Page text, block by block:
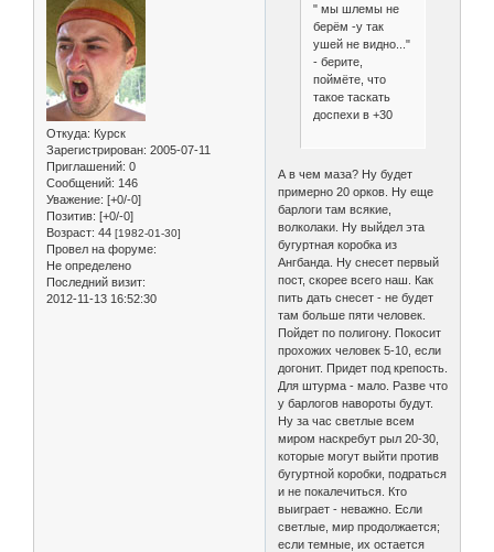
Откуда: Курск
Зарегистрирован: 2005-07-11
Приглашений: 0
Сообщений: 146
Уважение: [+0/-0]
Позитив: [+0/-0]
Возраст: 44 [1982-01-30]
Провел на форуме:
Не определено
Последний визит:
2012-11-13 16:52:30
" мы шлемы не
берём -у так
ушей не видно..."
- берите,
поймёте, что
такое таскать
доспехи в +30
А в чем маза? Ну будет
примерно 20 орков. Ну еще
барлоги там всякие,
волколаки. Ну выйдел эта
бугуртная коробка из
Ангбанда. Ну снесет первый
пост, скорее всего наш. Как
пить дать снесет - не будет
там больше пяти человек.
Пойдет по полигону. Покосит
прохожих человек 5-10, если
догонит. Придет под крепость.
Для штурма - мало. Разве что
у барлогов навороты будут.
Ну за час светлые всем
миром наскребут рыл 20-30,
которые могут выйти против
бугуртной коробки, подраться
и не покалечиться. Кто
выиграет - неважно. Если
светлые, мир продолжается;
если темные, их остается